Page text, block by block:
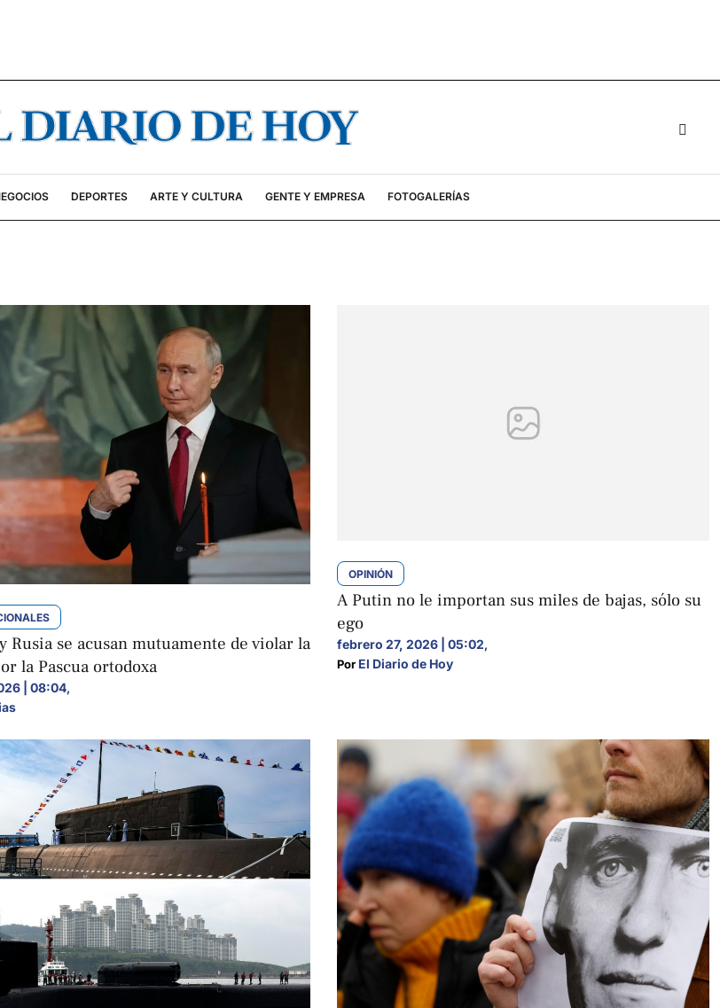
DEPORTES ARTE Y CULTURA GENTE Y EMPRESA FOTOGALERÍAS
Rusia se acusan mutuamente de violar la
la Pascua ortodoxa
| 08:04,
OPINIÓN
A Putin no le importan sus miles de bajas, sólo su
ego
febrero 27, 2026 | 05:02,
Por El Diario de Hoy